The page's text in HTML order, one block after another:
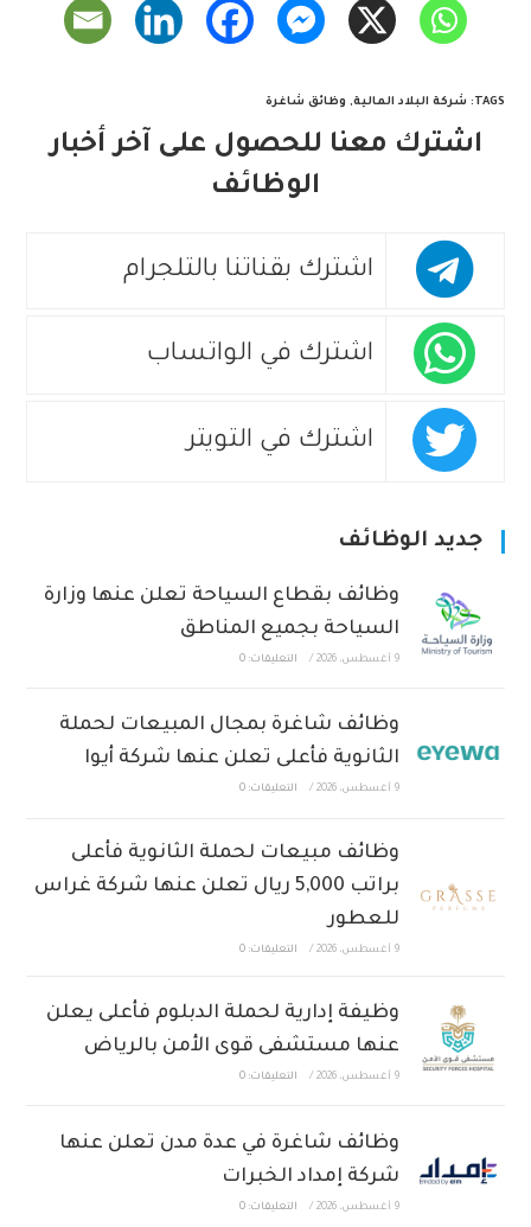
TAGS
: شركة البلاد المالية, وظائق شاغرة
اشترك معنا للحصول على آخر أخبار
الوظائف
اشترك بقناتنا بالتلجرام
اشترك في الواتساب
اشترك في التويتر
جديد الوظائف
وظائف بقطاع السياحة تعلن عنها وزارة
السياحة بجميع المناطق
9 أغسطس، 2026 / التعليقات: 0
وظائف شاغرة بمجال المبيعات لحملة
الثانوية فأعلى تعلن عنها شركة أيوا
9 أغسطس، 2026 / التعليقات: 0
وظائف مبيعات لحملة الثانوية فأعلى
براتب 5,000 ريال تعلن عنها شركة غراس
للعطور
9 أغسطس، 2026 / التعليقات: 0
وظيفة إدارية لحملة الدبلوم فأعلى يعلن
عنها مستشفى قوى الأمن بالرياض
9 أغسطس، 2026 / التعليقات: 0
وظائف شاغرة في عدة مدن تعلن عنها
شركة إمداد الخبرات
9 أغسطس، 2026 / التعليقات: 0